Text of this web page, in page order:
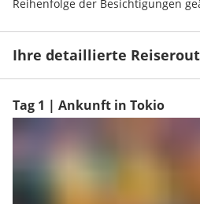
Reihenfolge der Besichtigungen
Ihre detaillierte
Tag 1 | Ankunft in Tokio